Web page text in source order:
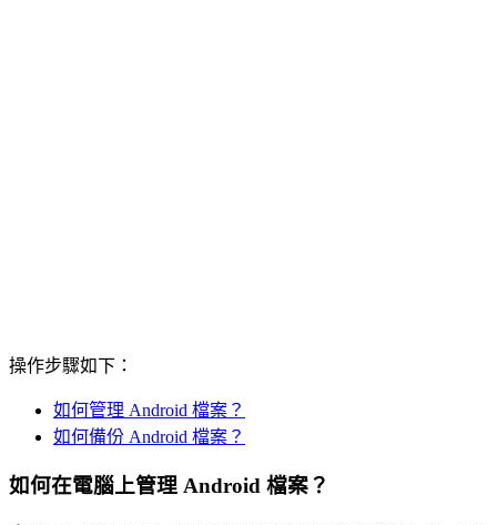
操作步驟如下：
如何管理 Android 檔案？
如何備份 Android 檔案？
如何在電腦上管理 Android 檔案？